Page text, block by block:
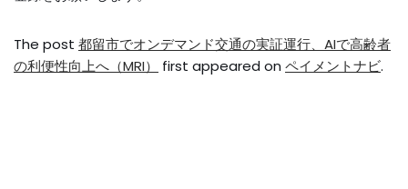
The post 都留市でオンデマンド交通の実証運行、AIで高齢者
の利便性向上へ（MRI）
first appeared on ペイメントナビ.